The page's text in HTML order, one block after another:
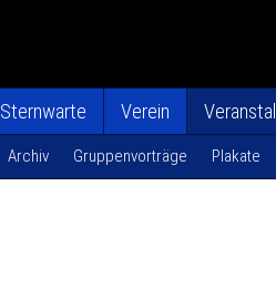
Sternwarte Verein
Archiv Gruppenvorträge Plakate